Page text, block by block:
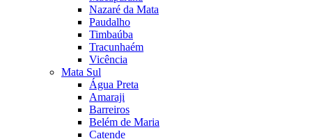
Nazaré da Mata
Paudalho
Timbaúba
Tracunhaém
Vicência
Mata Sul
Água Preta
Amaraji
Barreiros
Belém de Maria
Catende